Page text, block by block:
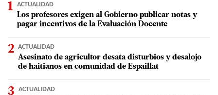
ACTUALIDAD
Los profesores exigen al Gobierno publicar notas y
pagar incentivos de la Evaluación Docente
ACTUALIDAD
Asesinato de agricultor desata disturbios y desalojo
de haitianos en comunidad de Espaillat
ACTUALIDAD